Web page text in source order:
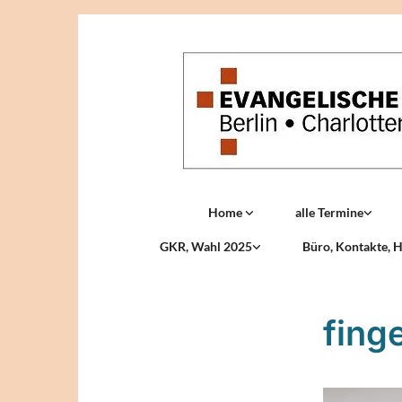
Home alle Termine
GKR, Wahl 2025 Büro, Kontakte,